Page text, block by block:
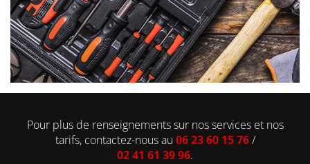
Pour plus de renseignements sur nos services et nos
tarifs, contactez-nous au 06 23 60 15 76/
02 41 61 39 96.